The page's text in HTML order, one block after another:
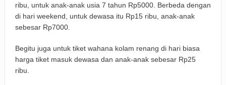
ribu, untuk anak-anak usia 7 tahun Rp5000. Berbeda dengan
di hari weekend, untuk dewasa itu Rp15 ribu, anak-anak
sebesar Rp7000.
Begitu juga untuk tiket wahana kolam renang di hari biasa
harga tiket masuk dewasa dan anak-anak sebesar Rp25
ribu.